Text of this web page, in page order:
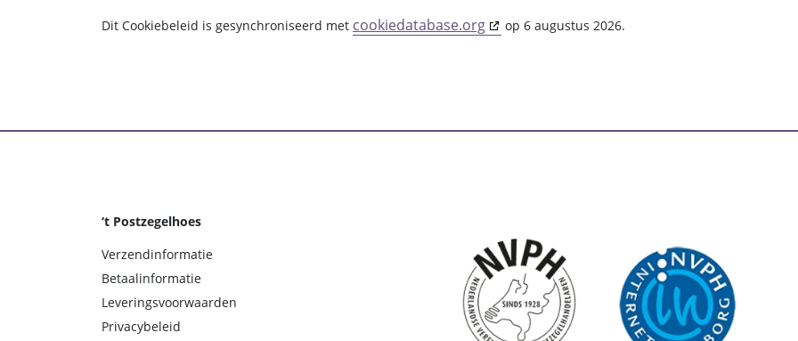
Dit Cookiebeleid is gesynchroniseerd met cookiedatabase.org op 6 augustus 2026.
‘t Postzegelhoes
Verzendinformatie
Betaalinformatie
Leveringsvoorwaarden
Privacybeleid